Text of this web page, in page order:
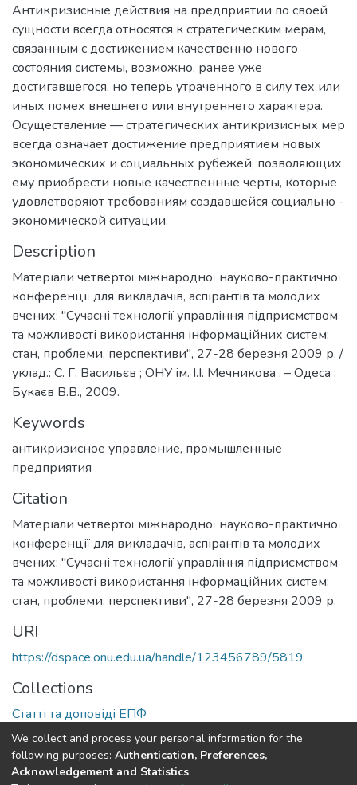
Антикризисные действия на предприятии по своей
сущности всегда относятся к стратегическим мерам,
связанным с достижением качественно нового
состояния системы, возможно, ранее уже
достигавшегося, но теперь утраченного в силу тех или
иных помех внешнего или внутреннего характера.
Осуществление — стратегических антикризисных мер
всегда означает достижение предприятием новых
экономических и социальных рубежей, позволяющих
ему приобрести новые качественные черты, которые
удовлетворяют требованиям создавшейся социально -
экономической ситуации.
Description
Матеріали четвертої міжнародної науково-практичної
конференції для викладачів, аспірантів та молодих
вчених: "Сучасні технології управління підприємством
та можливості використання інформаційних систем:
стан, проблеми, перспективи", 27-28 березня 2009 р. /
уклад.: С. Г. Васильєв ; ОНУ ім. І.І. Мечникова . – Одеса :
Букаєв В.В., 2009.
Keywords
антикризисное управление, промышленные
предприятия
Citation
Матеріали четвертої міжнародної науково-практичної
конференції для викладачів, аспірантів та молодих
вчених: "Сучасні технології управління підприємством
та можливості використання інформаційних систем:
стан, проблеми, перспективи", 27-28 березня 2009 р.
URI
https://dspace.onu.edu.ua/handle/123456789/5819
Collections
Статті та доповіді ЕПФ
Full item page
We collect and process your personal information for the
following purposes: Authentication, Preferences,
Acknowledgement and Statistics.